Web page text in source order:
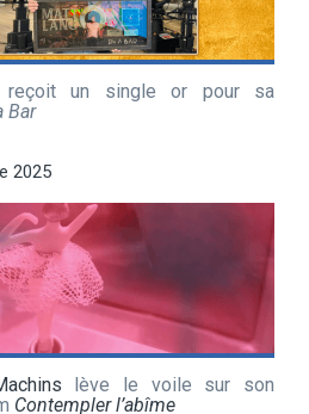
reçoit un single or pour sa
Bar
2025
lève le voile sur son
Contempler l’abîme